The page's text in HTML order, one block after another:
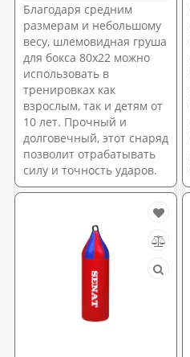
Благодаря средним
размерам и небольшому
весу, шлемовидная груша
для бокса 80х22 можно
использовать в
тренировках как
взрослым, так и детям от
10 лет. Прочный и
долговечный, этот снаряд
позволит отрабатывать
силу и точность ударов.